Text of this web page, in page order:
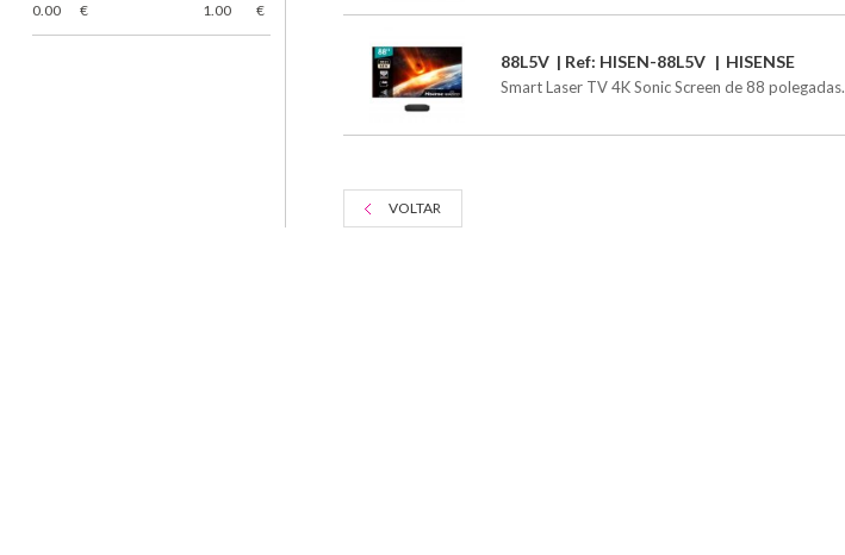
0.00 € 1.00 €
88L5V Ref: HISEN-88L5V HISENSE
Smart Laser TV 4K Sonic Screen de 88 polegadas.
VOLTAR